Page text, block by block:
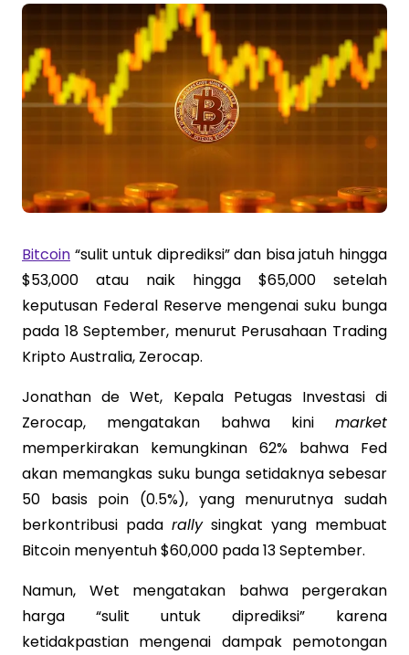
Bitcoin “sulit untuk diprediksi” dan bisa jatuh hingga
$53,000 atau naik hingga $65,000 setelah
keputusan Federal Reserve mengenai suku bunga
pada 18 September, menurut Perusahaan Trading
Kripto Australia, Zerocap.
Jonathan de Wet, Kepala Petugas Investasi di
Zerocap, mengatakan bahwa kini market
memperkirakan kemungkinan 62% bahwa Fed
akan memangkas suku bunga setidaknya sebesar
50 basis poin (0.5%), yang menurutnya sudah
berkontribusi pada rallysingkat yang membuat
Bitcoin menyentuh $60,000 pada 13 September.
Namun, Wet mengatakan bahwa pergerakan
harga “sulit untuk diprediksi” karena
ketidakpastian mengenai dampak pemotongan